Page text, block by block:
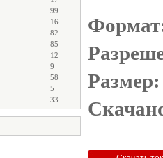
99
16
82
85
12
9
58
5
33